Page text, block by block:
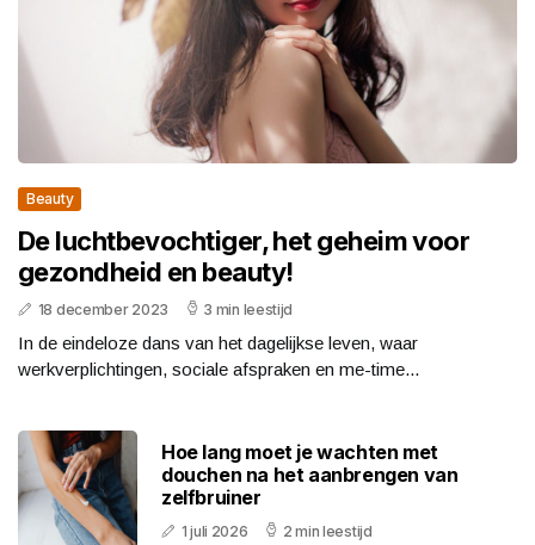
Beauty
De luchtbevochtiger, het geheim voor
gezondheid en beauty!
18 december 2023 3 min leestijd
In de eindeloze dans van het dagelijkse leven, waar
werkverplichtingen, sociale afspraken en me-time...
Hoe lang moet je wachten met
douchen na het aanbrengen van
zelfbruiner
1 juli 2026 2 min leestijd